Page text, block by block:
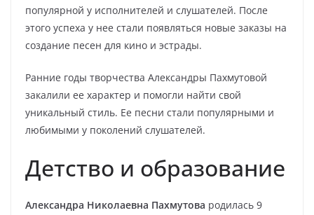
популярной у исполнителей и слушателей. После
этого успеха у нее стали появляться новые заказы на
создание песен для кино и эстрады.
Ранние годы творчества Александры Пахмутовой
закалили ее характер и помогли найти свой
уникальный стиль. Ее песни стали популярными и
любимыми у поколений слушателей.
Детство и образование
Александра Николаевна Пахмутова родилась 9